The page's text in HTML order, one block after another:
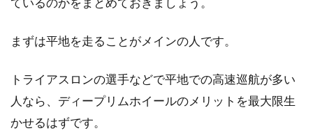
まずは平地を走ることがメインの人です。
トライアスロンの選手などで平地での高速巡航が多い
人なら、ディープリムホイールのメリットを最大限生
かせるはずです。